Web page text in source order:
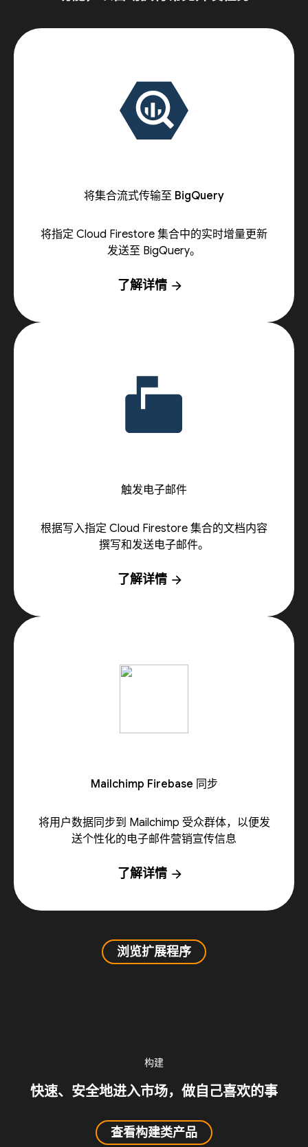
将集合流式传输至 BigQuery
将指定 Cloud Firestore 集合中的实时增量更新
发送至 BigQuery。
了解详情 arrow_forward
触发电子邮件
根据写入指定 Cloud Firestore 集合的文档内容
撰写和发送电子邮件。
了解详情 arrow_forward
Mailchimp Firebase 同步
将用户数据同步到 Mailchimp 受众群体，以便发
送个性化的电子邮件营销宣传信息
了解详情 arrow_forward
浏览扩展程序
构建
快速、安全地进入市场，做自己喜欢的事
查看构建类产品